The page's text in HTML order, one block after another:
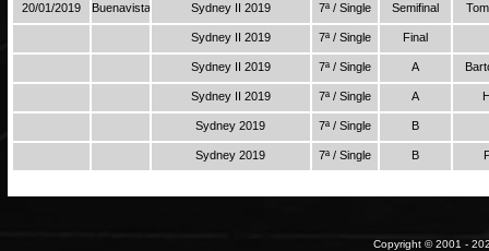
20/01/2019 Buenavista Sydney II 2019 7ª / Single Semifinal
Sydney II 2019 7ª / Single Final
Sydney II 2019 7ª / Single A
Sydney II 2019 7ª / Single A
Sydney 2019 7ª / Single B
Sydney 2019 7ª / Single B
Copyright © 2001 -